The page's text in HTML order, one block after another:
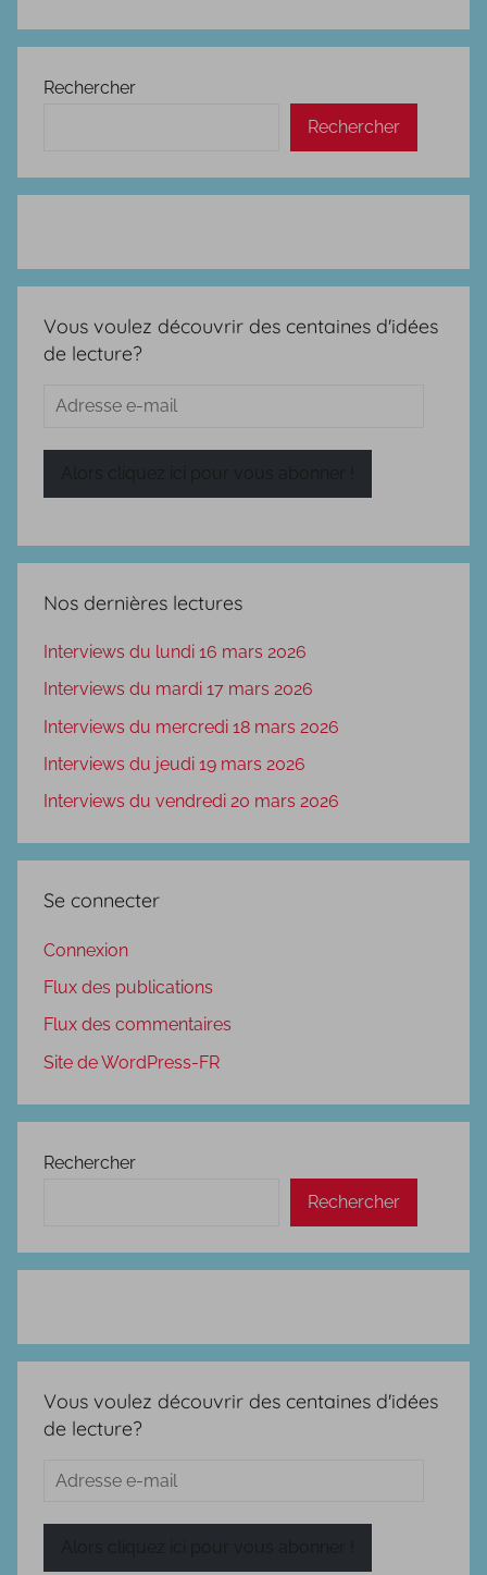
Rechercher
Rechercher
Vous voulez découvrir des centaines d'idées
de lecture?
Adresse
Nos dernières lectures
Interviews du lundi 16 mars 2026
Interviews du mardi 17 mars 2026
Interviews du mercredi 18 mars 2026
Interviews du jeudi 19 mars 2026
Interviews du vendredi 20 mars 2026
Se connecter
Connexion
Flux des publications
Flux des commentaires
Site de WordPress-FR
Rechercher
Rechercher
Vous voulez découvrir des centaines d'idées
de lecture?
Adresse